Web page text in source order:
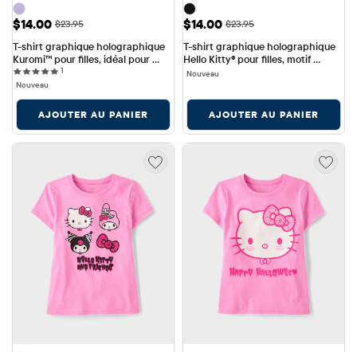
Prix ​​de vente: $14.00
$14.00 Prix ​​d'origine: $23.95
$23.95
T-shirt graphique holographique
Kuromi™ pour filles, idéal pour
Halloween1
Nouveau
AJOUTER AU PANIER
Prix ​​de vente: $14.00
$14.00 Prix ​​d'origine: $23.95
$23.95
T-shirt graphique holographique
Hello Kitty® pour filles, motif
Halloween
Nouveau
AJOUTER AU PANIER